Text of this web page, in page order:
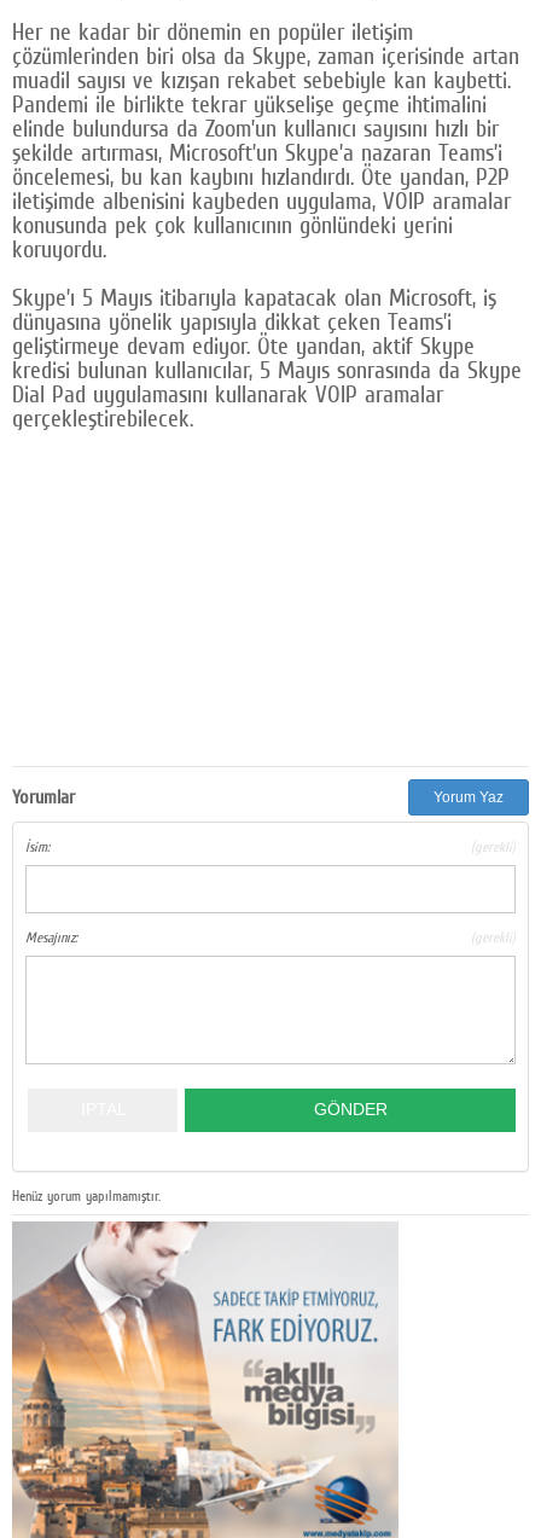
Her ne kadar bir dönemin en popüler iletişim
çözümlerinden biri olsa da Skype, zaman içerisinde artan
muadil sayısı ve kızışan rekabet sebebiyle kan kaybetti.
Pandemi ile birlikte tekrar yükselişe geçme ihtimalini
elinde bulundursa da Zoom’un kullanıcı sayısını hızlı bir
şekilde artırması, Microsoft’un Skype’a nazaran Teams’i
öncelemesi, bu kan kaybını hızlandırdı. Öte yandan, P2P
iletişimde albenisini kaybeden uygulama, VOIP aramalar
konusunda pek çok kullanıcının gönlündeki yerini
koruyordu.
Skype’ı 5 Mayıs itibarıyla kapatacak olan Microsoft, iş
dünyasına yönelik yapısıyla dikkat çeken Teams’i
geliştirmeye devam ediyor. Öte yandan, aktif Skype
kredisi bulunan kullanıcılar, 5 Mayıs sonrasında da Skype
Dial Pad uygulamasını kullanarak VOIP aramalar
gerçekleştirebilecek.
Yorumlar Yorum Yaz
İsim: (gerekli)
Mesajınız: (gerekli)
Henüz yorum yapılmamıştır.